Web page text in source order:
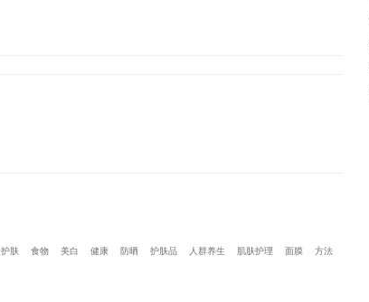
护肤 食物 美白 健康 防晒 护肤品 人群养生 肌肤护理 面膜 方法